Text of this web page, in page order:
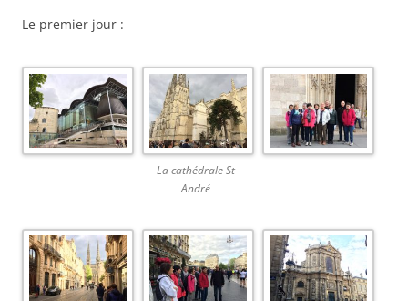
Le premier jour :
La cathédrale St
André